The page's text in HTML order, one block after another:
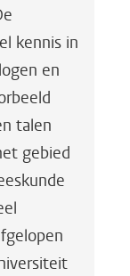
kennis in
en
talen
gebied